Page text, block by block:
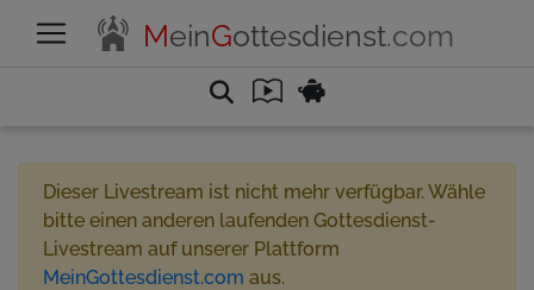
MeinGottesdienst.com
Dieser Livestream ist nicht mehr verfügbar. Wähle
bitte einen anderen laufenden Gottesdienst-
Livestream auf unserer Plattform
MeinGottesdienst.com aus.